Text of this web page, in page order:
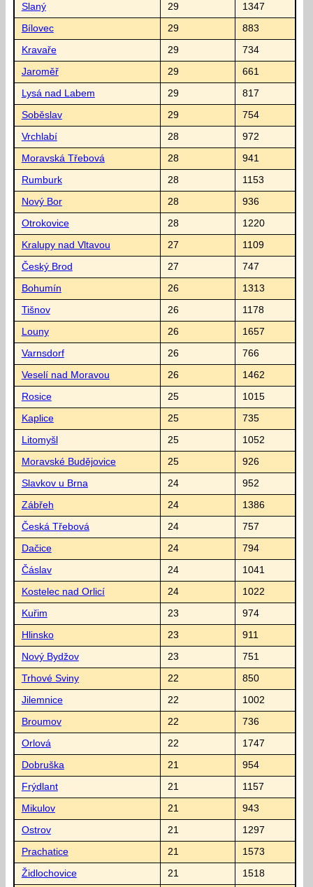
Slaný 29 1347
Bílovec 29 883
Kravaře 29 734
Jaroměř 29 661
Lysá nad Labem 29 817
Soběslav 29 754
Vrchlabí 28 972
Moravská Třebová 28 941
Rumburk 28 1153
Nový Bor 28 936
Otrokovice 28 1220
Kralupy nad Vltavou 27 1109
Český Brod 27 747
Bohumín 26 1313
Tišnov 26 1178
Louny 26 1657
Varnsdorf 26 766
Veselí nad Moravou 26 1462
Rosice 25 1015
Kaplice 25 735
Litomyšl 25 1052
Moravské Budějovice 25 926
Slavkov u Brna 24 952
Zábřeh 24 1386
Česká Třebová 24 757
Dačice 24 794
Čáslav 24 1041
Kostelec nad Orlicí 24 1022
Kuřim 23 974
Hlinsko 23 911
Nový Bydžov 23 751
Trhové Sviny 22 850
Jilemnice 22 1002
Broumov 22 736
Orlová 22 1747
Dobruška 21 954
Frýdlant 21 1157
Mikulov 21 943
Ostrov 21 1297
Prachatice 21 1573
Židlochovice 21 1518